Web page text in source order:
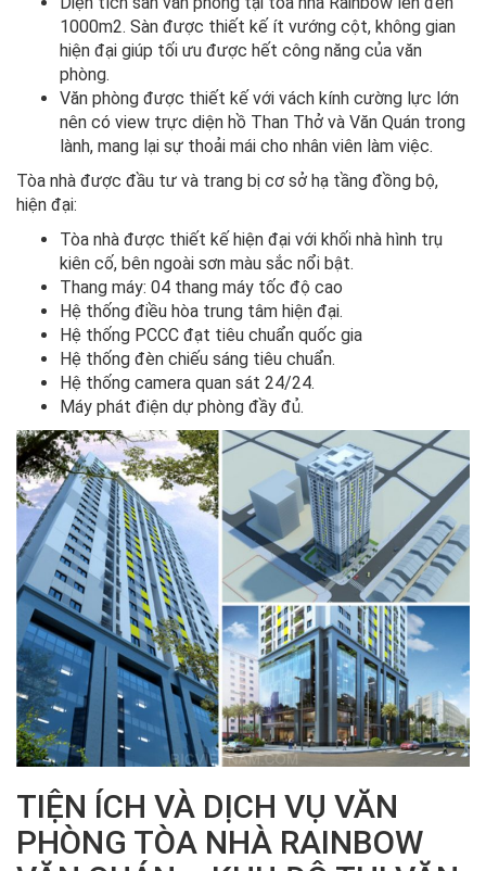
1000m2. Sàn được thiết kế ít vướng cột, không gian
hiện đại giúp tối ưu được hết công năng của văn
phòng.
Văn phòng được thiết kế với vách kính cường lực lớn
nên có view trực diện hồ Than Thở và Văn Quán trong
lành, mang lại sự thoải mái cho nhân viên làm việc.
Tòa nhà được đầu tư và trang bị cơ sở hạ tầng đồng bộ,
hiện đại:
Tòa nhà được thiết kế hiện đại với khối nhà hình trụ
kiên cố, bên ngoài sơn màu sắc nổi bật.
Thang máy: 04 thang máy tốc độ cao
Hệ thống điều hòa trung tâm hiện đại.
Hệ thống PCCC đạt tiêu chuẩn quốc gia
Hệ thống đèn chiếu sáng tiêu chuẩn.
Hệ thống camera quan sát 24/24.
Máy phát điện dự phòng đầy đủ.
TIỆN ÍCH VÀ DỊCH VỤ VĂN
PHÒNG TÒA NHÀ RAINBOW